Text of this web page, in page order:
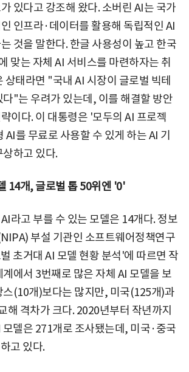
있다고 강조해 왔다. 소버린 AI는 국가
인프라·데이터를 활용해 독립적인 AI
것을 말한다. 한글 사용성이 높고 한국
맞는 자체 AI 서비스를 마련하자는 취
상태라면 "국내 AI 시장이 글로벌 빅테
다"는 우려가 있는데, 이를 해결할 방안
이다. 이 대통령은 '모두의 AI 프로젝
AI를 무료로 사용할 수 있게 하는 AI 기
하고 있다.
14개, 글로벌 톱 50위엔 '0'
라고 부를 수 있는 모델은 14개다. 정보
부설 기관인 소프트웨어정책연구
초거대 AI 모델 현황 분석'에 따르면 작
에서 3번째로 많은 자체 AI 모델을 보
스(10개)보다는 많지만, 미국(125개)과
해 격차가 크다. 2020년부터 작년까지
델은 271개로 조사됐는데, 미국·중국
고 있다.